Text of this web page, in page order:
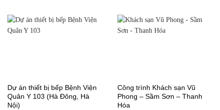
Dự án thiết bị bếp Bệnh Viện
Quân Y 103 (Hà Đông, Hà
Nội)
Công trình Khách sạn Vũ
Phong – Sầm Sơn – Thanh
Hóa